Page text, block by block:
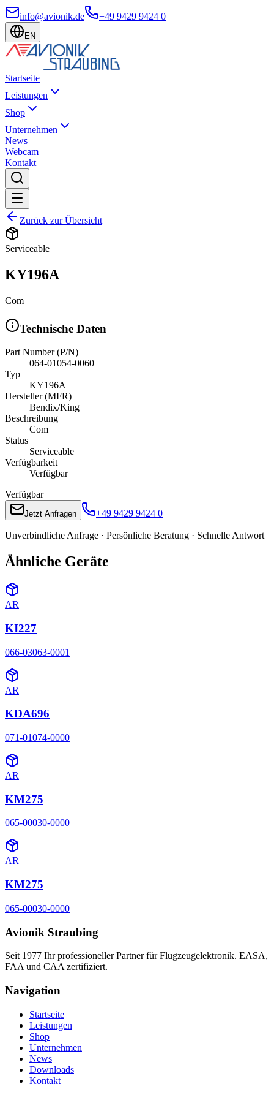
info@avionik.de +49 9429 9424 0
EN
Startseite
Leistungen
Shop
Unternehmen
News
Webcam
Kontakt
Zurück zur Übersicht
Serviceable
KY196A
Com
Technische Daten
Part Number (P/N)
064-01054-0060
Typ
KY196A
Hersteller (MFR)
Bendix/King
Beschreibung
Com
Status
Serviceable
Verfügbarkeit
Verfügbar
Verfügbar
Jetzt Anfragen +49 9429 9424 0
Unverbindliche Anfrage · Persönliche Beratung · Schnelle Antwort
Ähnliche Geräte
AR
KI227
066-03063-0001
AR
KDA696
071-01074-0000
AR
KM275
065-00030-0000
AR
KM275
065-00030-0000
Avionik Straubing
Seit 1977 Ihr professioneller Partner für Flugzeugelektronik. EASA,
FAA und CAA zertifiziert.
Navigation
Startseite
Leistungen
Shop
Unternehmen
News
Downloads
Kontakt